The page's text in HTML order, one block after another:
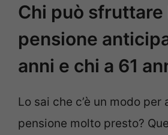
Chi può sfruttare
pensione
anni e chi a 61
Lo sai che c’è un modo per
pensione molto presto?